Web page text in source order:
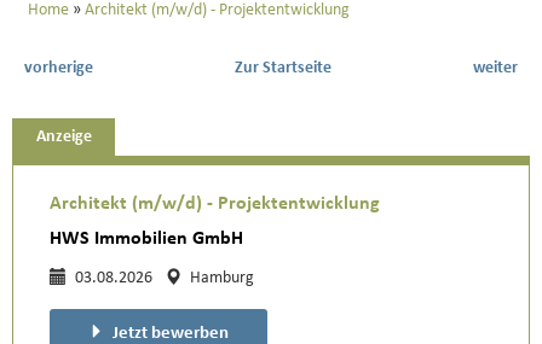
Home Architekt (m/w/d) - Projektentwicklung
vorherige Zur Startseite weiter
Anzeige
Architekt (m/w/d) - Projektentwicklung
HWS Immobilien GmbH
03.08.2026 Hamburg
Jetzt bewerben